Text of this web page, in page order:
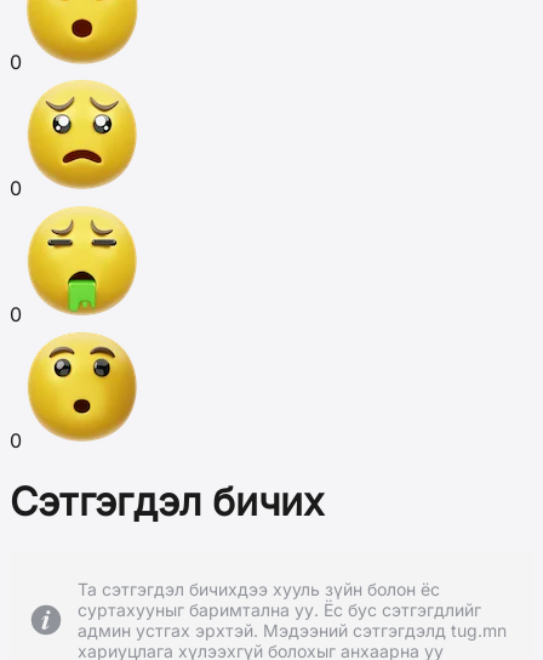
0
0
0
0
Сэтгэгдэл бичих
Та сэтгэгдэл бичихдээ хууль зүйн болон ёс
суртахууныг баримтална уу. Ёс бус сэтгэгдлийг
админ устгах эрхтэй. Мэдээний сэтгэгдэлд tug.mn
хариуцлага хүлээхгүй болохыг анхаарна уу